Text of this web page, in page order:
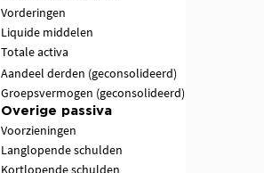
Vorderingen
Liquide middelen
Totale activa
Aandeel derden (geconsolideerd)
Groepsvermogen (geconsolideerd)
Overige passiva
Voorzieningen
Langlopende schulden
Kortlopende schulden